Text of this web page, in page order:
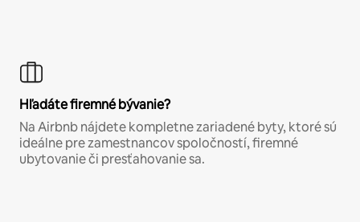
Hľadáte firemné bývanie?
Na Airbnb nájdete kompletne zariadené byty, ktoré sú
ideálne pre zamestnancov spoločností, firemné
ubytovanie či presťahovanie sa.